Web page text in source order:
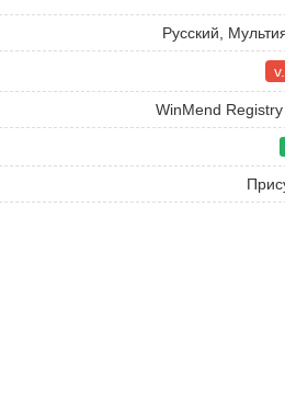
Русский,
WinMend